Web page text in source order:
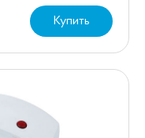
Купить